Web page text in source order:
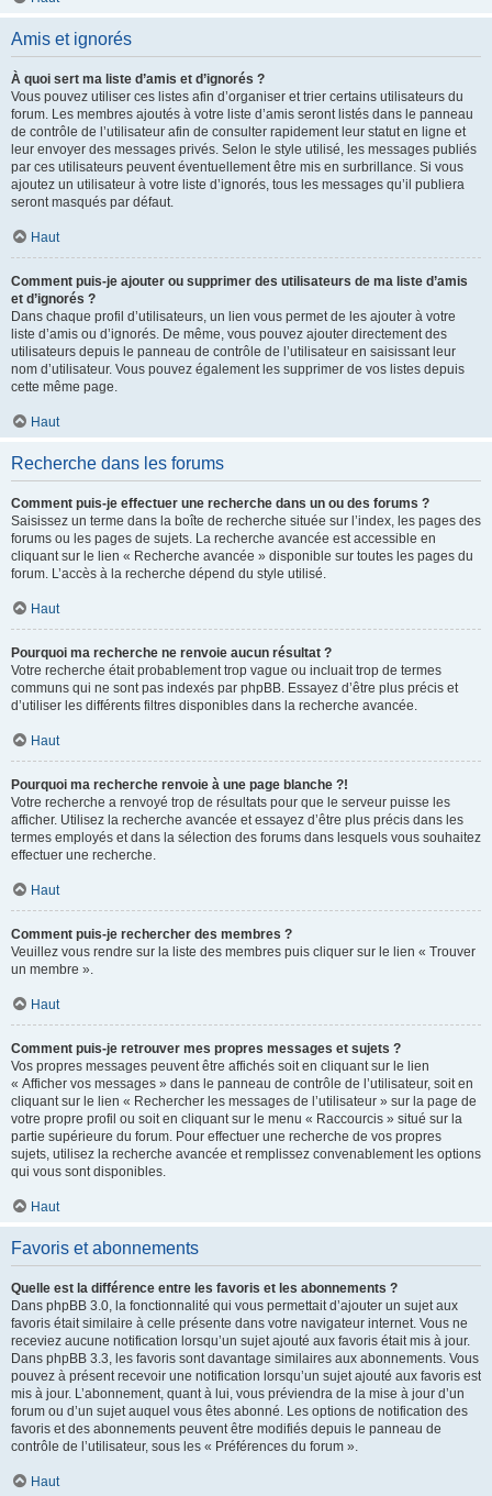
Amis et ignorés
À quoi sert ma liste d’amis et d’ignorés ?
Vous pouvez utiliser ces listes afin d’organiser et trier certains utilisateurs du
forum. Les membres ajoutés à votre liste d’amis seront listés dans le panneau
de contrôle de l’utilisateur afin de consulter rapidement leur statut en ligne et
leur envoyer des messages privés. Selon le style utilisé, les messages publiés
par ces utilisateurs peuvent éventuellement être mis en surbrillance. Si vous
ajoutez un utilisateur à votre liste d’ignorés, tous les messages qu’il publiera
seront masqués par défaut.
Haut
Comment puis-je ajouter ou supprimer des utilisateurs de ma liste d’amis
et d’ignorés ?
Dans chaque profil d’utilisateurs, un lien vous permet de les ajouter à votre
liste d’amis ou d’ignorés. De même, vous pouvez ajouter directement des
utilisateurs depuis le panneau de contrôle de l’utilisateur en saisissant leur
nom d’utilisateur. Vous pouvez également les supprimer de vos listes depuis
cette même page.
Haut
Recherche dans les forums
Comment puis-je effectuer une recherche dans un ou des forums ?
Saisissez un terme dans la boîte de recherche située sur l’index, les pages des
forums ou les pages de sujets. La recherche avancée est accessible en
cliquant sur le lien « Recherche avancée » disponible sur toutes les pages du
forum. L’accès à la recherche dépend du style utilisé.
Haut
Pourquoi ma recherche ne renvoie aucun résultat ?
Votre recherche était probablement trop vague ou incluait trop de termes
communs qui ne sont pas indexés par phpBB. Essayez d’être plus précis et
d’utiliser les différents filtres disponibles dans la recherche avancée.
Haut
Pourquoi ma recherche renvoie à une page blanche ?!
Votre recherche a renvoyé trop de résultats pour que le serveur puisse les
afficher. Utilisez la recherche avancée et essayez d’être plus précis dans les
termes employés et dans la sélection des forums dans lesquels vous souhaitez
effectuer une recherche.
Haut
Comment puis-je rechercher des membres ?
Veuillez vous rendre sur la liste des membres puis cliquer sur le lien « Trouver
un membre ».
Haut
Comment puis-je retrouver mes propres messages et sujets ?
Vos propres messages peuvent être affichés soit en cliquant sur le lien
« Afficher vos messages » dans le panneau de contrôle de l’utilisateur, soit en
cliquant sur le lien « Rechercher les messages de l’utilisateur » sur la page de
votre propre profil ou soit en cliquant sur le menu « Raccourcis » situé sur la
partie supérieure du forum. Pour effectuer une recherche de vos propres
sujets, utilisez la recherche avancée et remplissez convenablement les options
qui vous sont disponibles.
Haut
Favoris et abonnements
Quelle est la différence entre les favoris et les abonnements ?
Dans phpBB 3.0, la fonctionnalité qui vous permettait d’ajouter un sujet aux
favoris était similaire à celle présente dans votre navigateur internet. Vous ne
receviez aucune notification lorsqu’un sujet ajouté aux favoris était mis à jour.
Dans phpBB 3.3, les favoris sont davantage similaires aux abonnements. Vous
pouvez à présent recevoir une notification lorsqu’un sujet ajouté aux favoris est
mis à jour. L’abonnement, quant à lui, vous préviendra de la mise à jour d’un
forum ou d’un sujet auquel vous êtes abonné. Les options de notification des
favoris et des abonnements peuvent être modifiés depuis le panneau de
contrôle de l’utilisateur, sous les « Préférences du forum ».
Haut